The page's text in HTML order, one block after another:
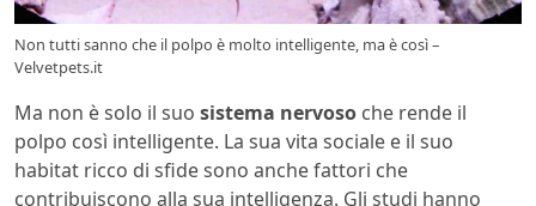
Non tutti sanno che il polpo è molto intelligente, ma è così –
Velvetpets.it
Ma non è solo il suo sistema nervoso che rende il
polpo così intelligente. La sua vita sociale e il suo
habitat ricco di sfide sono anche fattori che
contribuiscono alla sua intelligenza. Gli studi hanno